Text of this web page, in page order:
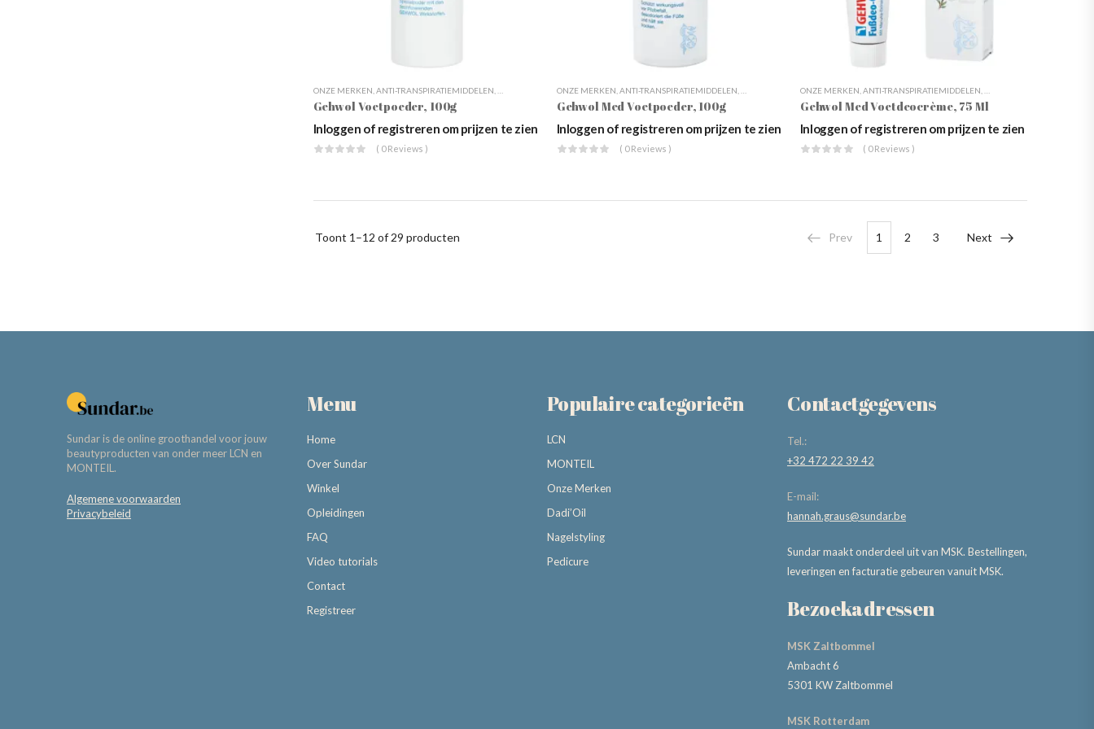
ONZE MERKEN ANTI-TRANSPIRATIEMIDDELEN DAGELIJKSE VOETVERZORGING ,GEHWOL,GEHWOL CLASSIC,GEHWOL VOETVERZORGING,PEDICURE,SPECIFIEKE VOETVERZORGING
Gehwol Voetpoeder, 100g
Inloggen of registreren om prijzen te zien
( 0 Reviews )
ONZE MERKEN ANTI-TRANSPIRATIEMIDDELEN DAGELIJKSE VOETVERZORGING ,GEHWOL,GEHWOL MED,GEHWOL VOETVERZORGING
Gehwol Med Voetpoeder, 100g
Inloggen of registreren om prijzen te zien
( 0 Reviews )
ONZE MERKEN ANTI-TRANSPIRATIEMIDDELEN
Gehwol Med Voetdeocrème, 75 Ml
Inloggen of registreren om prijzen te zien
( 0 Reviews )
Toont 1–12 of 29 producten Prev 1 2 3 Next
Sundar is de online groothandel voor jouw
beautyproducten van onder meer LCN en
MONTEIL.
Algemene voorwaarden
Privacybeleid
Menu
Home
Over Sundar
Winkel
Opleidingen
FAQ
Video tutorials
Contact
Registreer
Populaire categorieën
LCN
MONTEIL
Onze Merken
Dadi’Oil
Nagelstyling
Pedicure
Contactgegevens
Tel.:
+32 472 22 39 42
E-mail:
hannah.graus@sundar.be
Sundar maakt onderdeel uit van MSK. Bestellingen,
leveringen en facturatie gebeuren vanuit MSK.
Bezoekadressen
MSK Zaltbommel
Ambacht 6
5301 KW Zaltbommel
MSK Rotterdam